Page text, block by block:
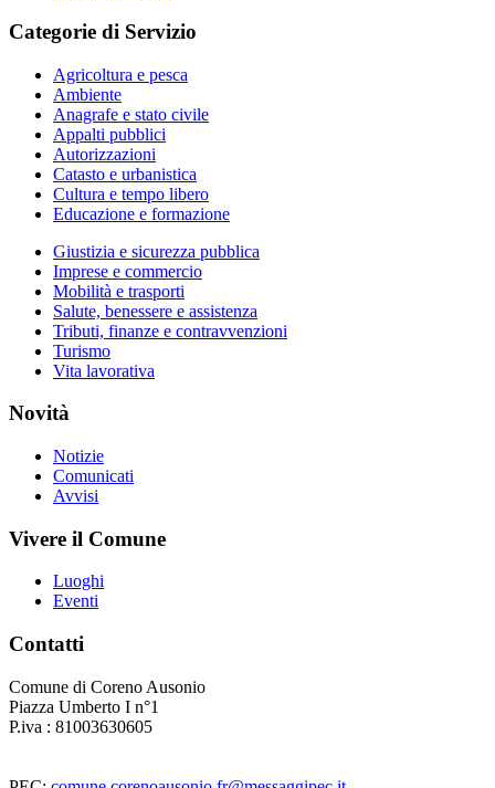
Categorie di Servizio
Agricoltura e pesca
Ambiente
Anagrafe e stato civile
Appalti pubblici
Autorizzazioni
Catasto e urbanistica
Cultura e tempo libero
Educazione e formazione
Giustizia e sicurezza pubblica
Imprese e commercio
Mobilità e trasporti
Salute, benessere e assistenza
Tributi, finanze e contravvenzioni
Turismo
Vita lavorativa
Novità
Notizie
Comunicati
Avvisi
Vivere il Comune
Luoghi
Eventi
Contatti
Comune di Coreno Ausonio
Piazza Umberto I n°1
P.iva : 81003630605